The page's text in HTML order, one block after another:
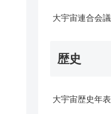
大宇宙連合会議
歴史
大宇宙歴史年表